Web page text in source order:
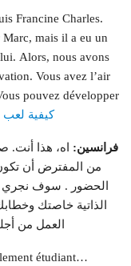
Francine Charles.
mais il a eu un
Alors, nous avons
Vous avez l’air
pouvez développer
كيفية لعب
فرانسين: اه، هذا أنت.
من المفترض أن
الحضور . سوف نجري
الذاتية خاصتك
العمل من
étudiant…